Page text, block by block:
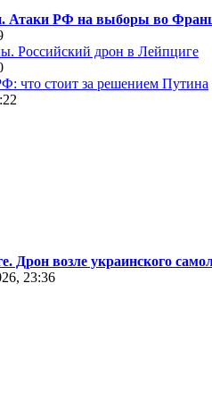
Атаки РФ на выборы во
Российский дрон в Лейпциге
что стоит за решением Путина
Дрон возле украинского
23:36